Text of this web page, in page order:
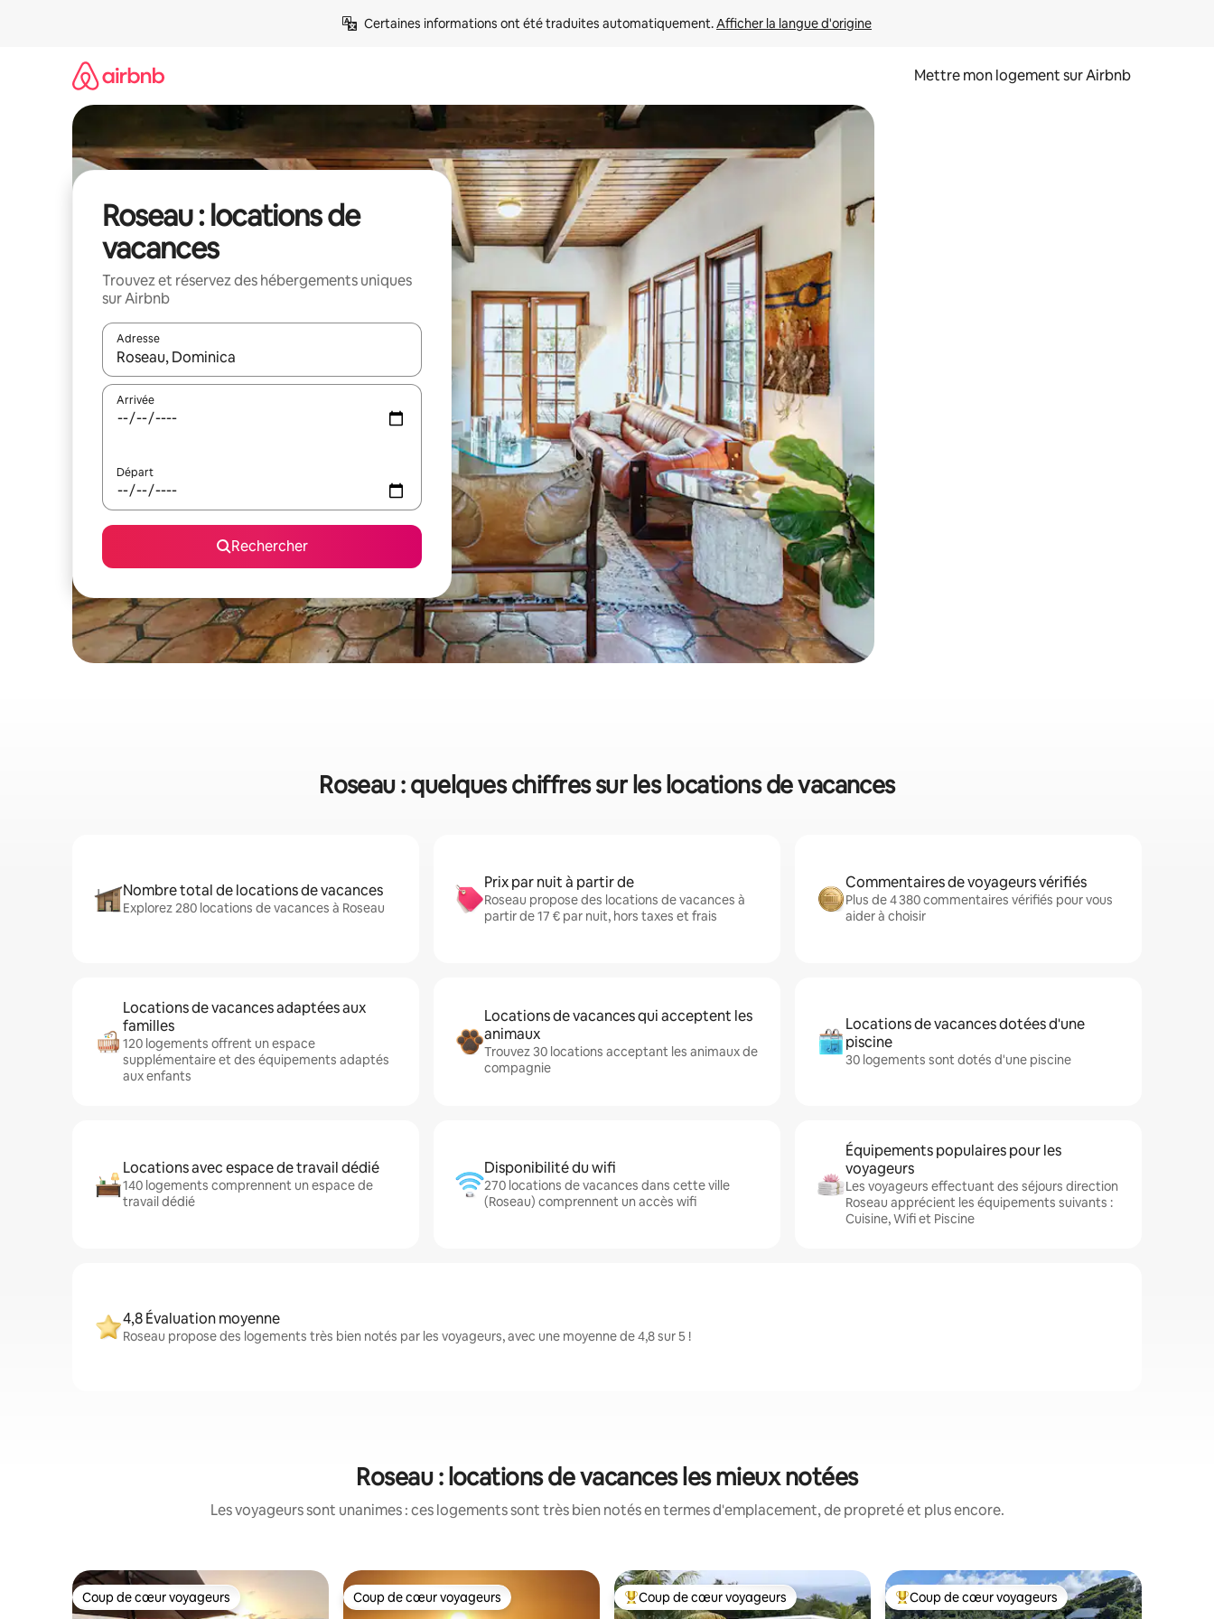
Certaines informations ont été traduites automatiquement. Afficher la langue d'origine
Mettre mon logement sur Airbnb
Roseau : locations de
vacances
Trouvez et réservez des hébergements uniques
sur Airbnb
Adresse
Lorsque les résultats s'affichent, utilisez les flèches vers le haut et vers le bas pour les parcourir ou en appuyant et en faisant glisser.
Arrivée
Départ
Rechercher
Roseau : quelques chiffres sur les locations de vacances
Nombre total de locations de vacances
Explorez 280 locations de vacances à Roseau
Prix par nuit à partir de
Roseau propose des locations de vacances à
partir de 17 € par nuit, hors taxes et frais
Commentaires de voyageurs vérifiés
Plus de 4 380 commentaires vérifiés pour vous
aider à choisir
Locations de vacances adaptées aux
familles
120 logements offrent un espace
supplémentaire et des équipements adaptés
aux enfants
Locations de vacances qui acceptent les
animaux
Trouvez 30 locations acceptant les animaux de
compagnie
Locations de vacances dotées d'une
piscine
30 logements sont dotés d'une piscine
Locations avec espace de travail dédié
140 logements comprennent un espace de
travail dédié
Disponibilité du wifi
270 locations de vacances dans cette ville
(Roseau) comprennent un accès wifi
Équipements populaires pour les
voyageurs
Les voyageurs effectuant des séjours direction
Roseau apprécient les équipements suivants :
Cuisine, Wifi et Piscine
4,8 Évaluation moyenne
Roseau propose des logements très bien notés par les voyageurs, avec une moyenne de 4,8 sur 5 !
Roseau : locations de vacances les mieux notées
Les voyageurs sont unanimes : ces logements sont très bien notés en termes d'emplacement, de propreté et plus encore.
Coup de cœur voyageurs
Coup de cœur voyageurs Coup de cœur voyageurs
Coup de cœur voyageurs Coups de cœur voyageurs les plus appréciés
Coup de cœur voyageurs Coups de cœur voyageurs les plus appréciés
Coup de cœur voyageurs